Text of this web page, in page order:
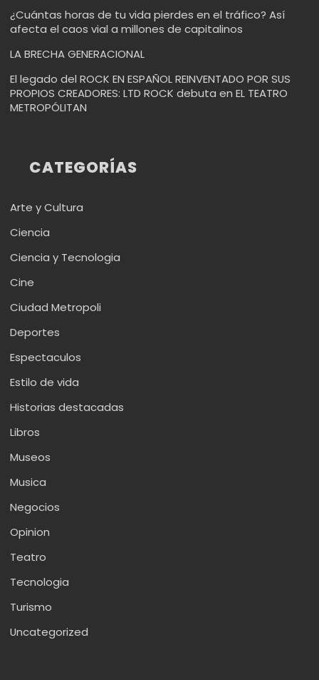
¿Cuántas horas de tu vida pierdes en el tráfico? Así
afecta el caos vial a millones de capitalinos
LA BRECHA GENERACIONAL
El legado del ROCK EN ESPAÑOL REINVENTADO POR SUS
PROPIOS CREADORES: LTD ROCK debuta en EL TEATRO
METROPÓLITAN
CATEGORÍAS
Arte y Cultura
Ciencia
Ciencia y Tecnologia
Cine
Ciudad Metropoli
Deportes
Espectaculos
Estilo de vida
Historias destacadas
Libros
Museos
Musica
Negocios
Opinion
Teatro
Tecnologia
Turismo
Uncategorized